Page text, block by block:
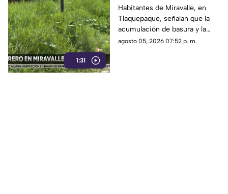
1:31
clandestino y falta de
seguridad vial en la
colonia
Habitantes de Miravalle, en
Tlaquepaque, señalan que la
acumulación de basura y la
falta de infraestructura vial
agosto 05, 2026 07:52 p. m.